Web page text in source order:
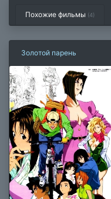
Похожие фильмы (4)
Золотой парень